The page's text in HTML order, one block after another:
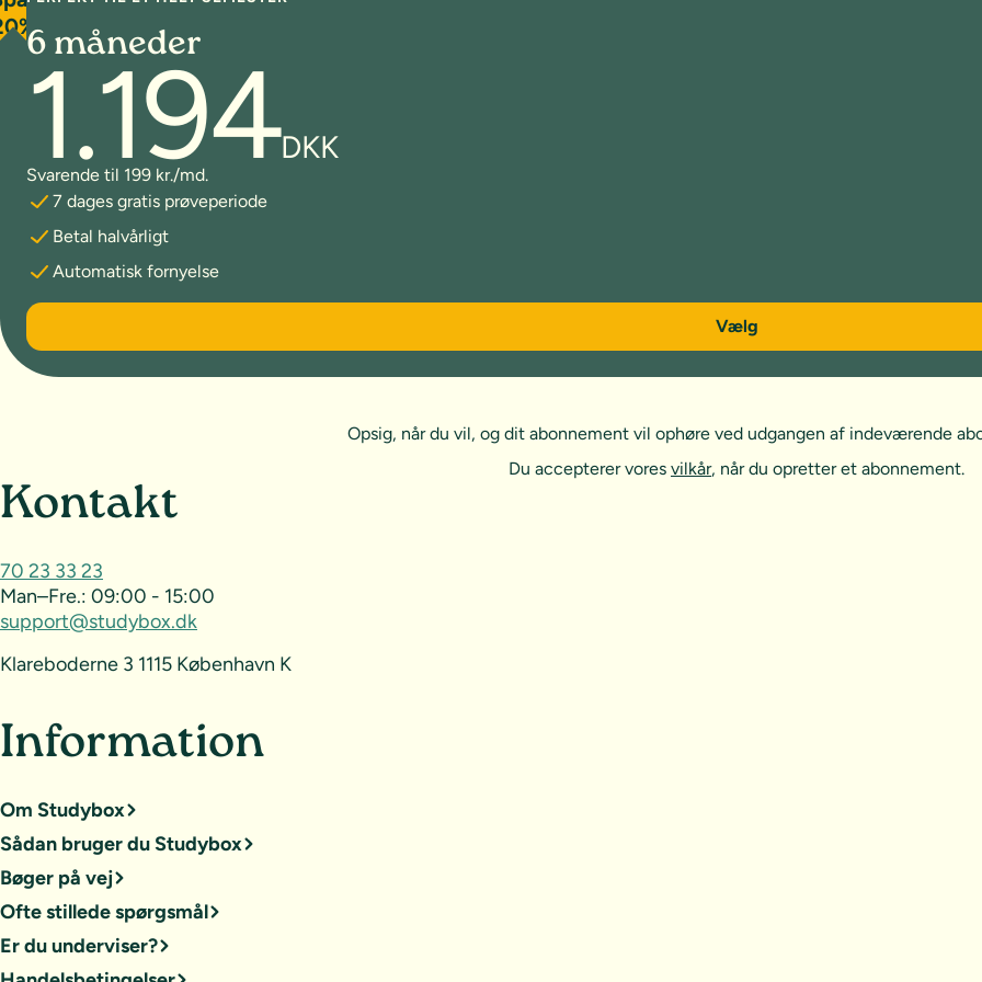
6 måneder
1.194DKK
Svarende til 199 kr./md.
7 dages gratis prøveperiode
Betal halvårligt
Automatisk fornyelse
6 måneder
Vælg
Opsig, når du vil, og dit abonnement vil ophøre ved udgangen af indeværende
Du accepterer vores vilkår, når du opretter et abonnement.
Sideoversigt og kontakt
Kontakt
70 23 33 23
Man–Fre.: 09:00 - 15:00
support@studybox.dk
Klareboderne 3 1115 København K
Information
Om Studybox
Sådan bruger du Studybox
Bøger på vej
Ofte stillede spørgsmål
Er du underviser?